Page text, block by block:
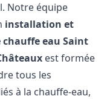
Notre équipe
installation et
eau Saint
est formée
tous les
à la chauffe-eau,